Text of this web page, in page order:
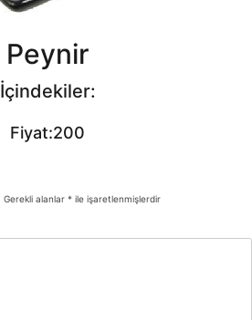
Peynir
İçindekiler:
Fiyat:200
Gerekli alanlar * ile işaretlenmişlerdir